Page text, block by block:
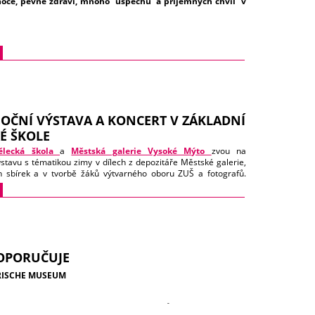
Naprostá většina krajinářského odkazu Jana Jušky
VÝSTAVA A KONCERT V ZÁKLADNÍ
ŠKOLE
škola a Městská galerie Vysoké Mýto zvou na
s tématikou zimy v dílech z depozitáře Městské galerie,
sbírek a v tvorbě žáků výtvarného oboru ZUŠ a fotografů.
ve čtvrtek 19. prosince v 16.15 v prostorách ZUŠ. Po
sále uskuteční předvánoční koncert. Výstava
MUSEUM